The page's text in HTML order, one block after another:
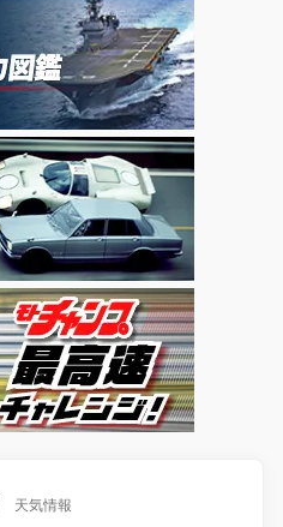
天気情報